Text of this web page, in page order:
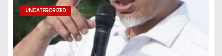
UNCATEGORIZED